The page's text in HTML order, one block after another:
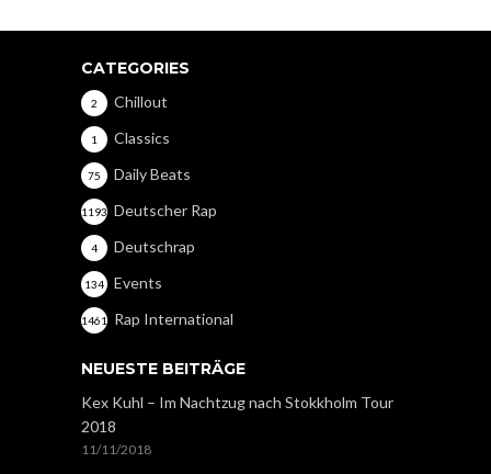
CATEGORIES
Chillout
2
Classics
1
Daily Beats
75
Deutscher Rap
1193
Deutschrap
4
Events
134
Rap International
1461
NEUESTE BEITRÄGE
Kex Kuhl – Im Nachtzug nach Stokkholm Tour
2018
11/11/2018